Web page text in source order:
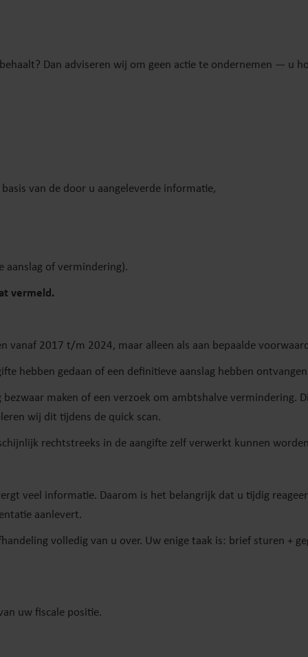
Dan adviseren wij om geen actie te ondernemen — u
van de door u aangeleverde informatie,
aanslag of vermindering).
vermeld.
vanaf 2017 t/m 2024, maar alleen als aan bepaalde
hebben gedaan of een definitieve aanslag hebben
bezwaar maken of een verzoek om ambtshalve vermindering.
wij dit tijdens de quick scan.
rechtstreeks in de aangifte zelf verwerkt kunnen
veel informatie. Daarom is het belangrijk dat u tijdig
aanlevert.
volledig van u over. Uw enige taak is: brief sturen +
uw fiscale positie.